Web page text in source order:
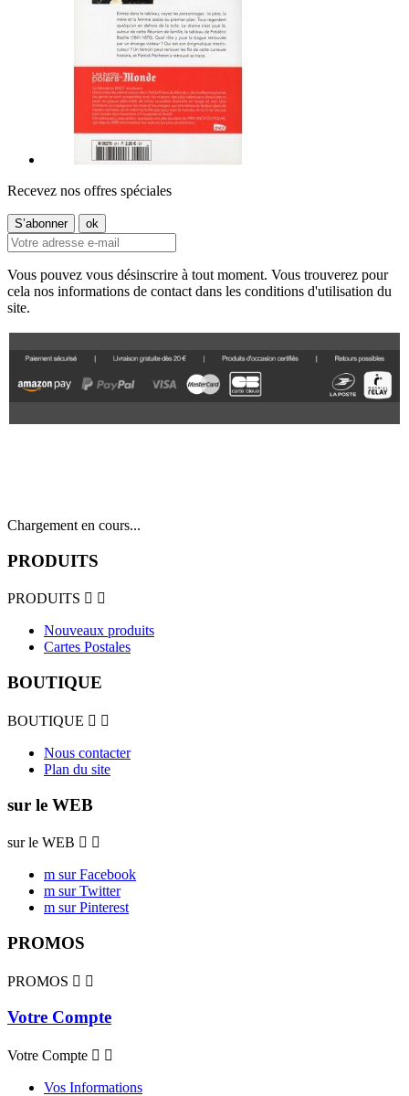
Recevez nos offres spéciales
Vous pouvez vous désinscrire à tout moment. Vous trouverez pour
cela nos informations de contact dans les conditions d'utilisation du
site.
Chargement en cours...
PRODUITS
PRODUITS  
Nouveaux produits
Cartes Postales
BOUTIQUE
BOUTIQUE  
Nous contacter
Plan du site
sur le WEB
sur le WEB  
m sur Facebook
m sur Twitter
m sur Pinterest
PROMOS
PROMOS  
Votre Compte
Votre Compte  
Vos Informations